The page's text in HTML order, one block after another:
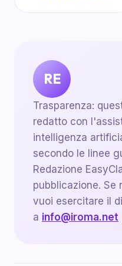
RE
Trasparenza:
redatto con
intelligenza
secondo le linee
Redazione
pubblicazione. Se
vuoi esercitare il
a info@iroma.net